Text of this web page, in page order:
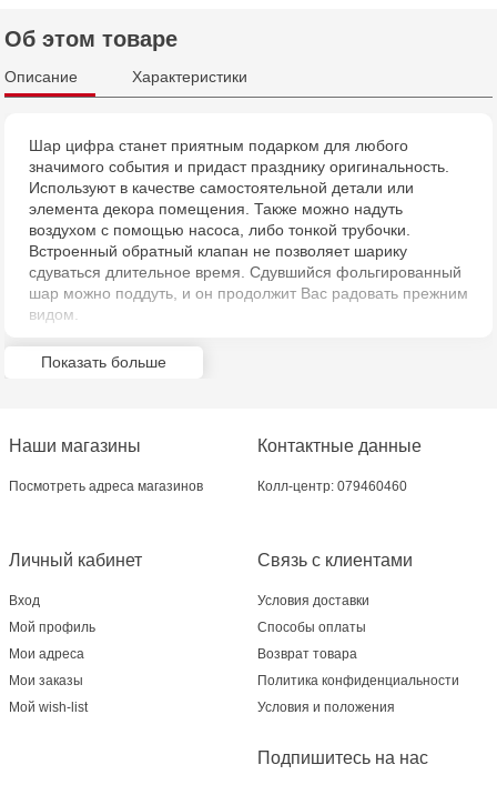
Crafti Botanica - bd. Decebal, 139
Crafti Buiucani - str. Alba Iulia, 77/18
Crafti Ciocana - str. Alecu Russo, 61/6
Crafti Riscani - bd. Moscova, 2
Multistore Poșta Veche - str. Socoleni, 7
Crafti Comrat - str Pobeda,48
Crafti Centru - bd. Ștefan cel Mare și Sfânt,
Crafti Buiucani - str. Ion Creangă, 68/1
Crafti Ciocana- Port Mall, etajul 3
Crafti Căușeni- str. Mihai Eminescu, 6
Об этом товаре
Описание Характеристики
Шар цифра станет приятным подарком для любого
значимого события и придаст празднику оригинальность.
Используют в качестве самостоятельной детали или
элемента декора помещения. Также можно надуть
воздухом с помощью насоса, либо тонкой трубочки.
Встроенный обратный клапан не позволяет шарику
сдуваться длительное время. Сдувшийся фольгированный
шар можно поддуть, и он продолжит Вас радовать прежним
видом.
Показать больше
Наши магазины
Посмотреть адреса магазинов
Связь с клиентами
Условия доставки
Способы оплаты
Возврат товара
Политика конфиденциальности
Условия и положения
Личный кабинет
Вход
Мой профиль
Мои адреса
Мои заказы
Мой wish-list
Контактные данные
Колл-центр: 079460460
Подпишитесь на нас